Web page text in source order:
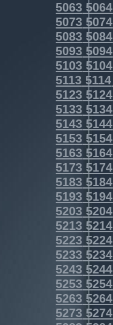
5063 5064
5073 5074
5083 5084
5093 5094
5103 5104
5113 5114
5123 5124
5133 5134
5143 5144
5153 5154
5163 5164
5173 5174
5183 5184
5193 5194
5203 5204
5213 5214
5223 5224
5233 5234
5243 5244
5253 5254
5263 5264
5273 5274